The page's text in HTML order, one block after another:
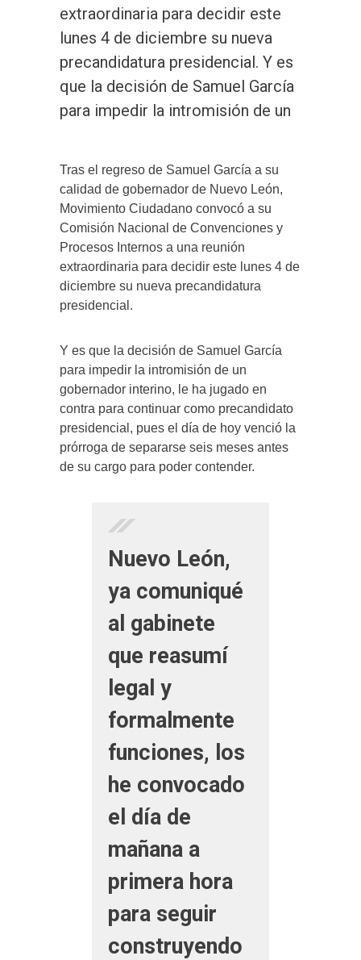
extraordinaria para decidir este
lunes 4 de diciembre su nueva
precandidatura presidencial. Y es
que la decisión de Samuel García
para impedir la intromisión de un
Tras el regreso de Samuel García a su
calidad de gobernador de Nuevo León,
Movimiento Ciudadano convocó a su
Comisión Nacional de Convenciones y
Procesos Internos a una reunión
extraordinaria para decidir este lunes 4 de
diciembre su nueva precandidatura
presidencial.
Y es que la decisión de Samuel García
para impedir la intromisión de un
gobernador interino, le ha jugado en
contra para continuar como precandidato
presidencial, pues el día de hoy venció la
prórroga de separarse seis meses antes
de su cargo para poder contender.
Nuevo León,
ya comuniqué
al gabinete
que reasumí
legal y
formalmente
funciones, los
he convocado
el día de
mañana a
primera hora
para seguir
construyendo